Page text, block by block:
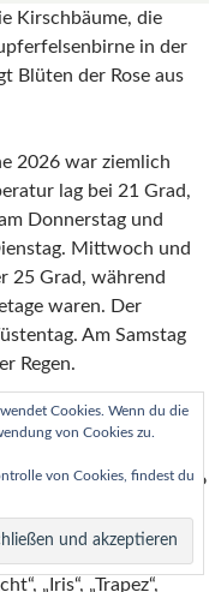
Kirschbäume, die
in der
Blüten der Rose aus
2026 war ziemlich
lag bei 21 Grad,
Donnerstag und
Mittwoch und
25 Grad, während
waren. Der
Am Samstag
Regen.
2026
mit Spitzen bis 60
„Iris“, „Trapez“,
Cookies. Wenn du die
von Cookies zu.
von Cookies, findest du